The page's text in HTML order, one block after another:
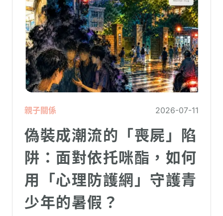
親子關係 2026-07-11
偽裝成潮流的「喪屍」陷
阱：面對依托咪酯，如何
用「心理防護網」守護青
少年的暑假？